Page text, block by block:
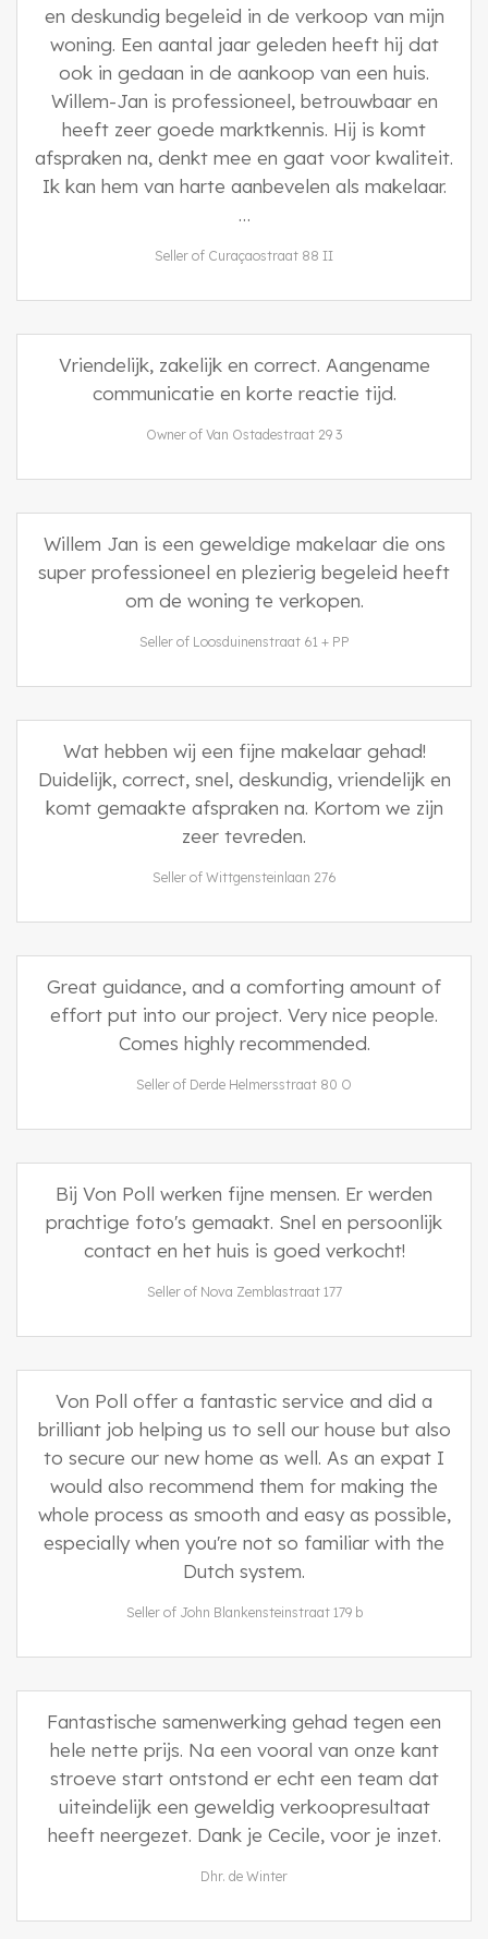
en deskundig begeleid in de verkoop van mijn
woning. Een aantal jaar geleden heeft hij dat
ook in gedaan in de aankoop van een huis.
Willem-Jan is professioneel, betrouwbaar en
heeft zeer goede marktkennis. Hij is komt
afspraken na, denkt mee en gaat voor kwaliteit.
Ik kan hem van harte aanbevelen als makelaar.
…
Seller of Curaçaostraat 88 II
Vriendelijk, zakelijk en correct. Aangename
communicatie en korte reactie tijd.
Owner of Van Ostadestraat 29 3
Willem Jan is een geweldige makelaar die ons
super professioneel en plezierig begeleid heeft
om de woning te verkopen.
Seller of Loosduinenstraat 61 + PP
Wat hebben wij een fijne makelaar gehad!
Duidelijk, correct, snel, deskundig, vriendelijk en
komt gemaakte afspraken na. Kortom we zijn
zeer tevreden.
Seller of Wittgensteinlaan 276
Great guidance, and a comforting amount of
effort put into our project. Very nice people.
Comes highly recommended.
Seller of Derde Helmersstraat 80 O
Bij Von Poll werken fijne mensen. Er werden
prachtige foto's gemaakt. Snel en persoonlijk
contact en het huis is goed verkocht!
Seller of Nova Zemblastraat 177
Von Poll offer a fantastic service and did a
brilliant job helping us to sell our house but also
to secure our new home as well. As an expat I
would also recommend them for making the
whole process as smooth and easy as possible,
especially when you're not so familiar with the
Dutch system.
Seller of John Blankensteinstraat 179 b
Fantastische samenwerking gehad tegen een
hele nette prijs. Na een vooral van onze kant
stroeve start ontstond er echt een team dat
uiteindelijk een geweldig verkoopresultaat
heeft neergezet. Dank je Cecile, voor je inzet.
Dhr. de Winter